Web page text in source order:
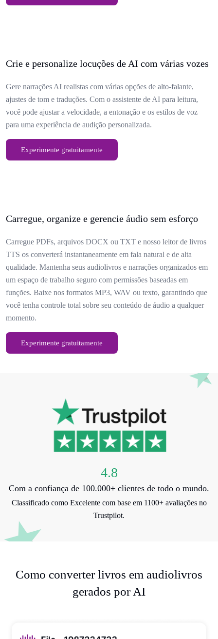
Crie e personalize locuções de AI com várias vozes
Gere narrações AI realistas com várias opções de alto-falante,
ajustes de tom e traduções. Com o assistente de AI para leitura,
você pode ajustar a velocidade, a entonação e os estilos de voz
para uma experiência de audição personalizada.
Experimente gratuitamente
Carregue, organize e gerencie áudio sem esforço
Carregue PDFs, arquivos DOCX ou TXT e nosso leitor de livros
TTS os converterá instantaneamente em fala natural e de alta
qualidade. Mantenha seus audiolivros e narrações organizados em
um espaço de trabalho seguro com permissões baseadas em
funções. Baixe nos formatos MP3, WAV ou texto, garantindo que
você tenha controle total sobre seu conteúdo de áudio a qualquer
momento.
Experimente gratuitamente
4.8
Com a confiança de 100.000+ clientes de todo o mundo.
Classificado como Excelente com base em 1100+ avaliações no
Trustpilot.
Como converter livros em audiolivros
gerados por AI